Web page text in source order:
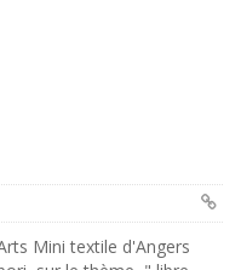
Mini textile d'Angers